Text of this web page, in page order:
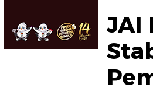
JAI